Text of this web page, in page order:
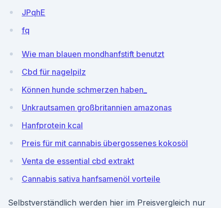
JPqhE
fq
Wie man blauen mondhanfstift benutzt
Cbd für nagelpilz
Können hunde schmerzen haben_
Unkrautsamen großbritannien amazonas
Hanfprotein kcal
Preis für mit cannabis übergossenes kokosöl
Venta de essential cbd extrakt
Cannabis sativa hanfsamenöl vorteile
Selbstverständlich werden hier im Preisvergleich nur